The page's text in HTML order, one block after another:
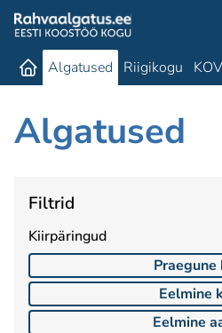
Algatused Riigikogu KOV
Algatused
Filtrid
Kiirpäringud
Praegune
Eelmine
Eelmine